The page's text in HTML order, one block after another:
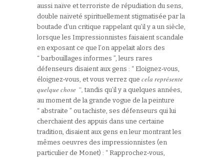
aussi naïve et terroriste de répudiation du sens,
double naïveté spirituellement stigmatisée par la
boutade d’un critique rappelant qu’il y a un siècle,
lorsque les Impressionnistes faisaient scandale
en exposant ce que l’on appelait alors des
“ barbouillages informes ”, leurs rares
défenseurs disaient aux gens : “ Eloignez‑vous,
éloignez‑vous, et vous verrez que cela représente
quelque chose ”,tandis qu’il y a quelques années,
au moment de la grande vogue de la peinture
“ abstraite ” ou tachiste, ses défenseurs qui lui
cherchaient des appuis dans une certaine
tradition, disaient aux gens en leur montrant les
mêmes oeuvres des impressionnistes (en
particulier de Monet) : “ Rapprochez‑vous,